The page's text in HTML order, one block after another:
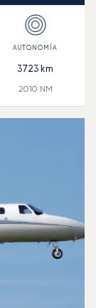
3723 km
2010 NM